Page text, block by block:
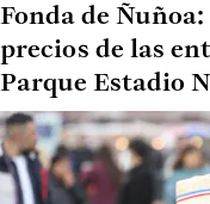
Fonda de
precios de las
Parque Estadio